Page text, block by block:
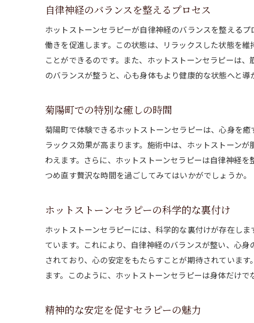
ホッ
菊陽
心身
明日
自己
ホッ
新し
自分
ホットス
心地
ホッ
自律神経のバランスを整えるプロセス
ホットストーンセラピーが自律神経のバランスを整える
働きを促進します。この状態は、リラックスした状態を
ことができるのです。また、ホットストーンセラピーは
のバランスが整うと、心も身体もより健康的な状態へと導
菊陽町での特別な癒しの時間
菊陽町で体験できるホットストーンセラピーは、心身を
ラックス効果が高まります。施術中は、ホットストーン
わえます。さらに、ホットストーンセラピーは自律神経
つめ直す贅沢な時間を過ごしてみてはいかがでしょうか。
ホットストーンセラピーの科学的な裏付け
ホットストーンセラピーには、科学的な裏付けが存在し
ています。これにより、自律神経のバランスが整い、心
されており、心の安定をもたらすことが期待されていま
ます。このように、ホットストーンセラピーは身体だけ
精神的な安定を促すセラピーの魅力